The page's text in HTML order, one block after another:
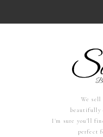
We
beautifully
I'm sure you'll
perfect